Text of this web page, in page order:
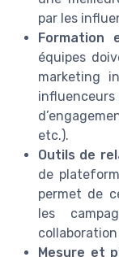
par les
Formation
équipes
marketing
influenceurs
etc.).
Outils de
de
permet de
les
Mesure et